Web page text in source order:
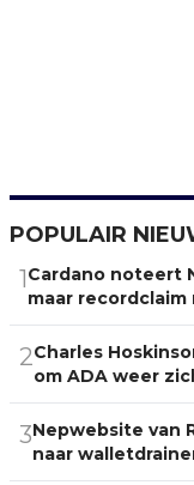
POPULAIR
1Cardano noteert
maar
2Charles
om ADA weer
3Nepwebsite van
naar